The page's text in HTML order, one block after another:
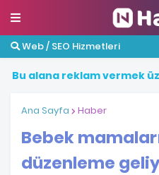
Web / SEO Hizmetleri
Bu alana reklamvermek üz
Ana Sayfa Haber
Bebek
düzenleme